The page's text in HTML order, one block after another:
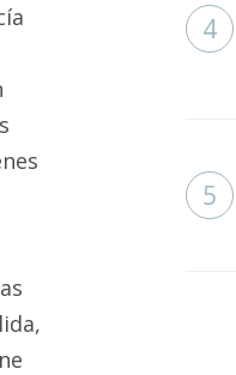
4
5